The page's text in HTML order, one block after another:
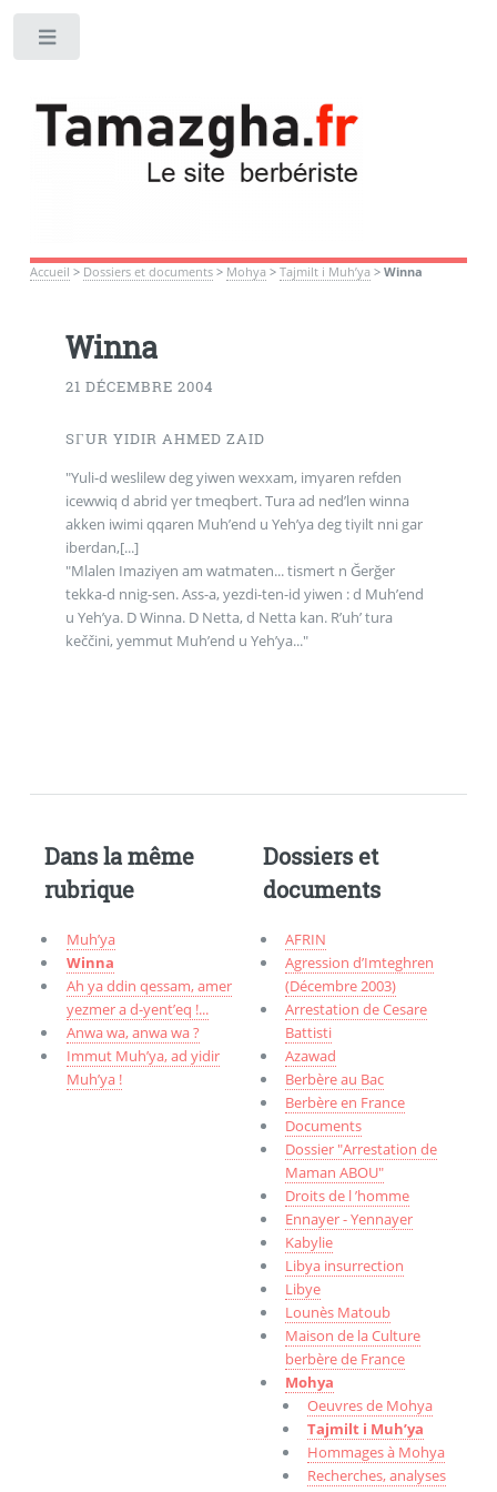
Accueil > Dossiers et documents> Mohya > Tajmilt i Muh’ya > Winna
Winna
21 DÉCEMBRE 2004
SΓUR YIDIR AHMED ZAID
"Yuli-d weslilew deg yiwen wexxam, imγaren refden
icewwiq d abrid γer tmeqbert. Tura ad ned’len winna
akken iwimi qqaren Muh’end u Yeh’ya deg tiγilt nni gar
iberdan,[...]
"Mlalen Imaziγen am watmaten... tismert n Ğerğer
tekka-d nnig-sen. Ass-a, yezdi-ten-id yiwen : d Muh’end
u Yeh’ya. D Winna. D Netta, d Netta kan. R’uh’ tura
keččini, yemmut Muh’end u Yeh’ya..."
Dans la même
rubrique
Muh’ya
Winna
Ah ya ddin qessam, amer
yezmer a d-yent’eq !...
Anwa wa, anwa wa ?
Immut Muh’ya, ad yidir
Muh’ya !
Dossiers et
documents
AFRIN
Agression d’Imteghren
(Décembre 2003)
Arrestation de Cesare
Battisti
Azawad
Berbère au Bac
Berbère en France
Documents
Dossier "Arrestation de
Maman ABOU"
Droits de l ’homme
Ennayer - Yennayer
Kabylie
Libya insurrection
Libye
Lounès Matoub
Maison de la Culture
berbère de France
Mohya
Oeuvres de Mohya
Tajmilt i Muh’ya
Hommages à Mohya
Recherches, analyses